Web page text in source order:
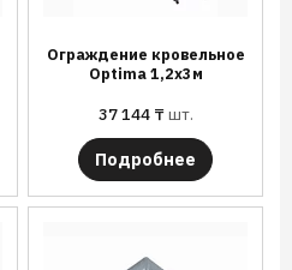
Ограждение кровельное
Optima 1,2х3м
37 144 ₸шт.
Подробнее